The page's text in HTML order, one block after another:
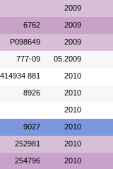
2009
6762 2009
P098649 2009
777-09 05.2009
414934 881 2010
8926 2010
2010
9027 2010
252981 2010
254796 2010